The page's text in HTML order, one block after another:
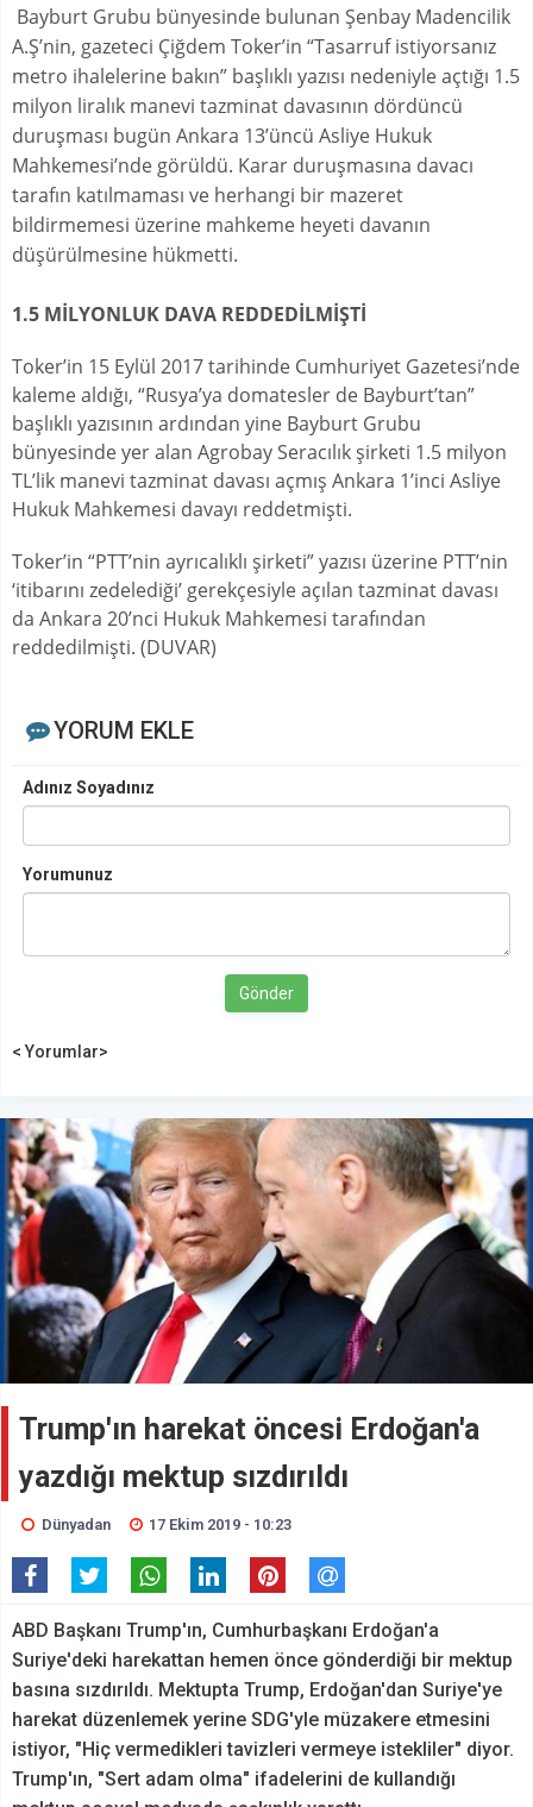
Bayburt Grubu bünyesinde bulunan Şenbay Madencilik
A.Ş’nin, gazeteci Çiğdem Toker’in “Tasarruf istiyorsanız
metro ihalelerine bakın” başlıklı yazısı nedeniyle açtığı 1.5
milyon liralık manevi tazminat davasının dördüncü
duruşması bugün Ankara 13’üncü Asliye Hukuk
Mahkemesi’nde görüldü. Karar duruşmasına davacı
tarafın katılmaması ve herhangi bir mazeret
bildirmemesi üzerine mahkeme heyeti davanın
düşürülmesine hükmetti.
1.5 MİLYONLUK DAVA REDDEDİLMİŞTİ
Toker’in 15 Eylül 2017 tarihinde Cumhuriyet Gazetesi’nde
kaleme aldığı, “Rusya’ya domatesler de Bayburt’tan”
başlıklı yazısının ardından yine Bayburt Grubu
bünyesinde yer alan Agrobay Seracılık şirketi 1.5 milyon
TL’lik manevi tazminat davası açmış Ankara 1’inci Asliye
Hukuk Mahkemesi davayı reddetmişti.
Toker’in “PTT’nin ayrıcalıklı şirketi” yazısı üzerine PTT’nin
‘itibarını zedelediği’ gerekçesiyle açılan tazminat davası
da Ankara 20’nci Hukuk Mahkemesi tarafından
reddedilmişti. (DUVAR)
YORUM EKLE
Adınız Soyadınız
Yorumunuz
Gönder
< Yorumlar>
Trump'ın harekat öncesi Erdoğan'a
yazdığı mektup sızdırıldı
Dünyadan 17 Ekim 2019 - 10:23
ABD Başkanı Trump'ın, Cumhurbaşkanı Erdoğan'a
Suriye'deki harekattan hemen önce gönderdiği bir mektup
basına sızdırıldı. Mektupta Trump, Erdoğan'dan Suriye'ye
harekat düzenlemek yerine SDG'yle müzakere etmesini
istiyor, "Hiç vermedikleri tavizleri vermeye istekliler" diyor.
Trump'ın, "Sert adam olma" ifadelerini de kullandığı